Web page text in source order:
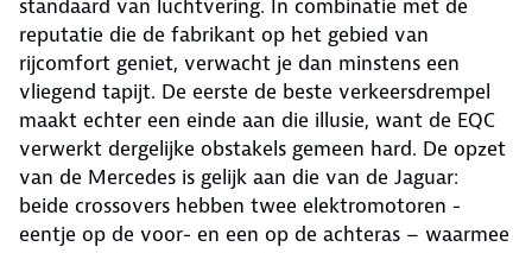
standaard van luchtvering. In combinatie met de
reputatie die de fabrikant op het gebied van
rijcomfort geniet, verwacht je dan minstens een
vliegend tapijt. De eerste de beste verkeersdrempel
maakt echter een einde aan die illusie, want de EQC
verwerkt dergelijke obstakels gemeen hard. De opzet
van de Mercedes is gelijk aan die van de Jaguar:
beide crossovers hebben twee elektromotoren -
eentje op de voor- en een op de achteras – waarmee